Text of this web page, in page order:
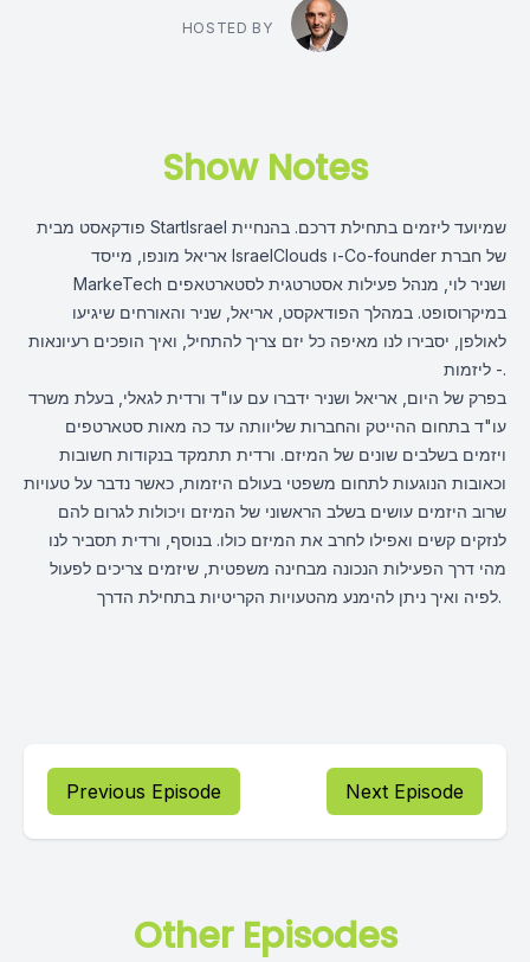
HOSTED BY
Show Notes
פודקאסט מבית StartIsrael שמיועד ליזמים בתחילת דרכם. בהנחיית
אריאל מונפו, מייסד IsraelClouds ו-Co-founder של חברת
MarkeTech ושניר לוי, מנהל פעילות אסטרטגית לסטארטאפים
במיקרוסופט. במהלך הפודאקסט, אריאל, שניר והאורחים שיגיעו
לאולפן, יסבירו לנו מאיפה כל יזם צריך להתחיל, ואיך הופכים רעיונאות
- ליזמות.
בפרק של היום, אריאל ושניר ידברו עם עו"ד ורדית לגאלי, בעלת משרד
עו"ד בתחום ההייטק והחברות שליוותה עד כה מאות סטארטפים
ויזמים בשלבים שונים של המיזם. ורדית תתמקד בנקודות חשובות
וכאובות הנוגעות לתחום משפטי בעולם היזמות, כאשר נדבר על טעויות
שרוב היזמים עושים בשלב הראשוני של המיזם ויכולות לגרום להם
לנזקים קשים ואפילו לחרב את המיזם כולו. בנוסף, ורדית תסביר לנו
מהי דרך הפעילות הנכונה מבחינה משפטית, שיזמים צריכים לפעול
לפיה ואיך ניתן להימנע מהטעויות הקריטיות בתחילת הדרך.
Previous Episode Next Episode
Other Episodes